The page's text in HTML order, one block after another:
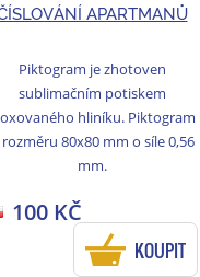
APARTMANŮ
Piktogram je zhotoven
sublimačním potiskem
hliníku. Piktogram
80x80 mm o síle 0,56
mm.
100 KČ
KOUPIT